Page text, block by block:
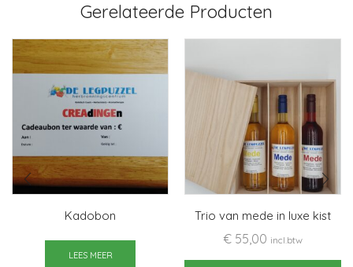
Gerelateerde Producten
Kadobon
LEES MEER
Trio van mede in luxe kist
€ 55,00 incl.btw